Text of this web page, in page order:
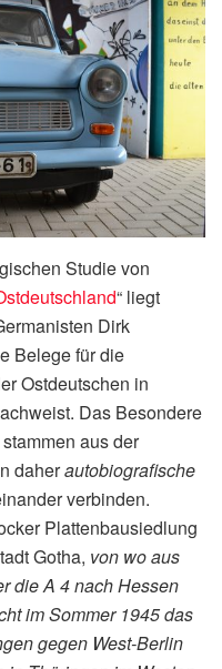
Studie von
“ liegt
Dirk
Belege für die
Ostdeutschen in
Das Besondere
aus der
daherautobiografische
verbinden.
Plattenbausiedlung
Gotha, von wo aus
die A 4 nach Hessen
im Sommer 1945 das
gegen West-Berlin